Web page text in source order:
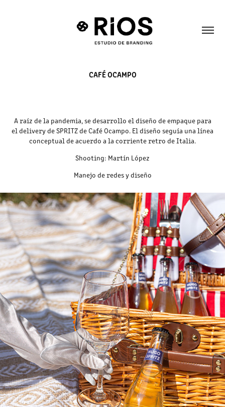
CAFÉ OCAMPO
A raíz de la pandemia, se desarrollo el diseño de empaque para
el delivery de SPRITZ de Café Ocampo. El diseño seguía una línea
conceptual de acuerdo a la corriente retro de Italia.
Shooting: Martín López
Manejo de redes y diseño